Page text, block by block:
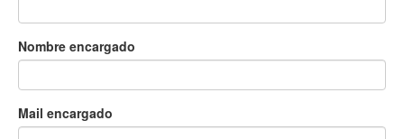
Nombre encargado
Mail encargado